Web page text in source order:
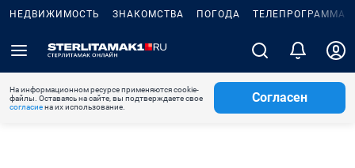
НЕДВИЖИМОСТЬ ЗНАКОМСТВА ПОГОДА ТЕЛЕПРОГРАММА
На информационном ресурсе применяются cookie-
файлы. Оставаясь на сайте, вы подтверждаете свое
согласиена их использование.
Согласен